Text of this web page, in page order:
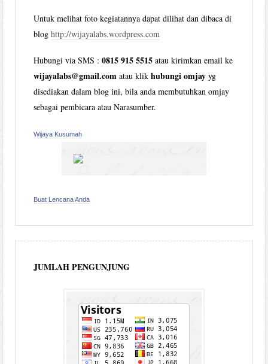
Untuk melihat foto kegiatannya dapat dilihat dan dibaca di
bloghttp://wijayalabs.wordpress.com
Hubungi via SMS :0815 915 5515 atau kirimkan email ke
wijayalabs@gmail.com atau klikhubungi omjay yg
disediakan dalam blog ini, bila anda membutuhkan omjay
sebagai pembicara atau Narasumber.
Wijaya Kusumah
Buat Lencana Anda
JUMLAH PENGUNJUNG